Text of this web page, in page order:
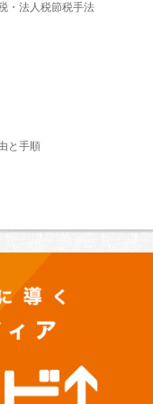
・法人税節税手法
と手順